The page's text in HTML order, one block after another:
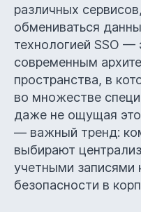
различных
обмениваться
технологией SSO —
современным
пространства, в
во множестве
даже не ощущая
— важный тренд:
выбирают
учетными записями
безопасности в